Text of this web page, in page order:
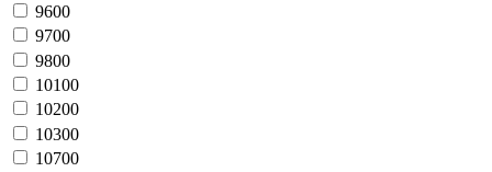
9600
9700
9800
10100
10200
10300
10700